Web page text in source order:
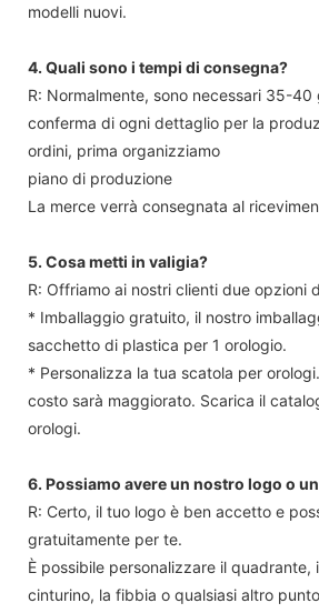
modelli nuovi.
4. Quali sono i tempi di consegna?
R: Normalmente, sono necessari 35-40
conferma di ogni dettaglio per la
ordini, prima organizziamo
piano di produzione
La merce verrà consegnata al
5. Cosa metti in valigia?
R: Offriamo ai nostri clienti due opzioni
* Imballaggio gratuito, il nostro
sacchetto di plastica per 1 orologio.
* Personalizza la tua scatola per
costo sarà maggiorato. Scarica il
orologi.
6. Possiamo avere un nostro logo o
R: Certo, il tuo logo è ben accetto e
gratuitamente per te.
È possibile personalizzare il quadrante,
cinturino, la fibbia o qualsiasi altro